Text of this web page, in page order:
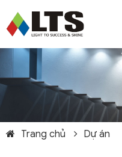
Trang chủ Dự án